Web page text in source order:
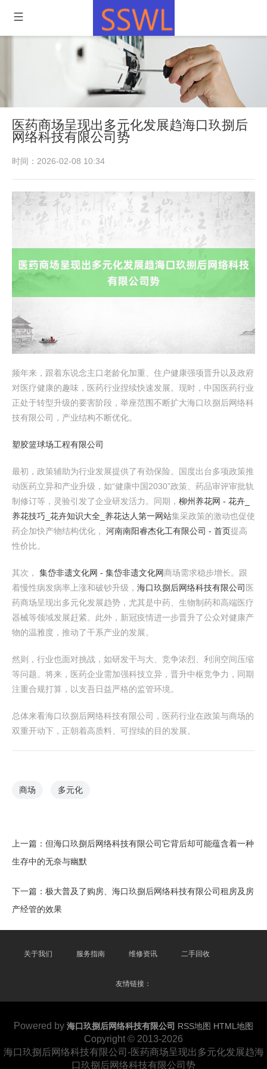
医药商场呈现出多元化发展趋海口玖捌后
网络科技有限公司势
时间：2026-02-08 10:34
频年来，跟着东说念主口老龄化加重、住户健康强项晋升以及政府
对医疗健康的趣味，医药行业捏续快速发展。现时，中国医药行业
正处于转型升级的要害阶段，举座范围不断扩大海口玖捌后网络科
技有限公司，产业结构不断优化。
塑胶篮球场工程有限公司
最初，政策辅助为行业发展提供了有劲保险。国度出台多项政策推
动医药立异和产业升级，如“健康中国2030”政策、药品审评审批轨
制修订等，灵验引发了企业研发活力。同期， 柳州养花网 - 花卉_
养花技巧_花卉知识大全_养花达人第一网站集采政策的激动也促使
药企加快产物结构优化， 河南南阳睿杰化工有限公司 - 首页提高
性价比。
其次， 集岱非遗文化网 - 集岱非遗文化网商场需求稳步增长。跟
着慢性病发病率上涨和破钞升级， 海口玖捌后网络科技有限公司 医
药商场呈现出多元化发展趋势，尤其是中药、生物制药和高端医疗
器械等领域发展赶紧。此外，新冠疫情进一步晋升了公众对健康产
物的温雅度，推动了干系产业的发展。
然则，行业也面对挑战，如研发干与大、竞争浓烈、利润空间压缩
等问题。将来，医药企业需加强科技立异，晋升中枢竞争力，同期
注重合规打算，以支吾日益严格的监管环境。
总体来看海口玖捌后网络科技有限公司，医药行业在政策与商场的
双重开动下，正朝着高质料、可捏续的目的发展。
商场 多元化
上一篇： 但海口玖捌后网络科技有限公司它背后却可能蕴含着一种
生存中的无奈与幽默
下一篇： 极大普及了购房、海口玖捌后网络科技有限公司租房及房
产经管的效果
关于我们 服务指南 维修资讯 二手回收
友情链接：
Powered by 海口玖捌后网络科技有限公司 RSS地图 HTML地图
Copyright © 2013-2026
海口玖捌后网络科技有限公司-医药商场呈现出多元化发展趋海
口玖捌后网络科技有限公司势